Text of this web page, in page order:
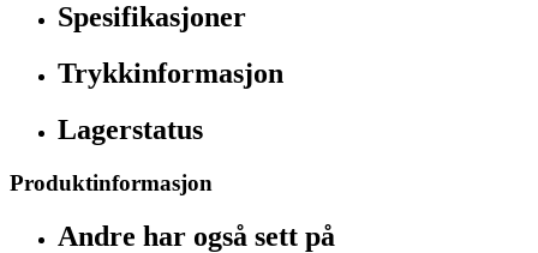
Spesifikasjoner
Trykkinformasjon
Lagerstatus
Produktinformasjon
Andre har også sett på